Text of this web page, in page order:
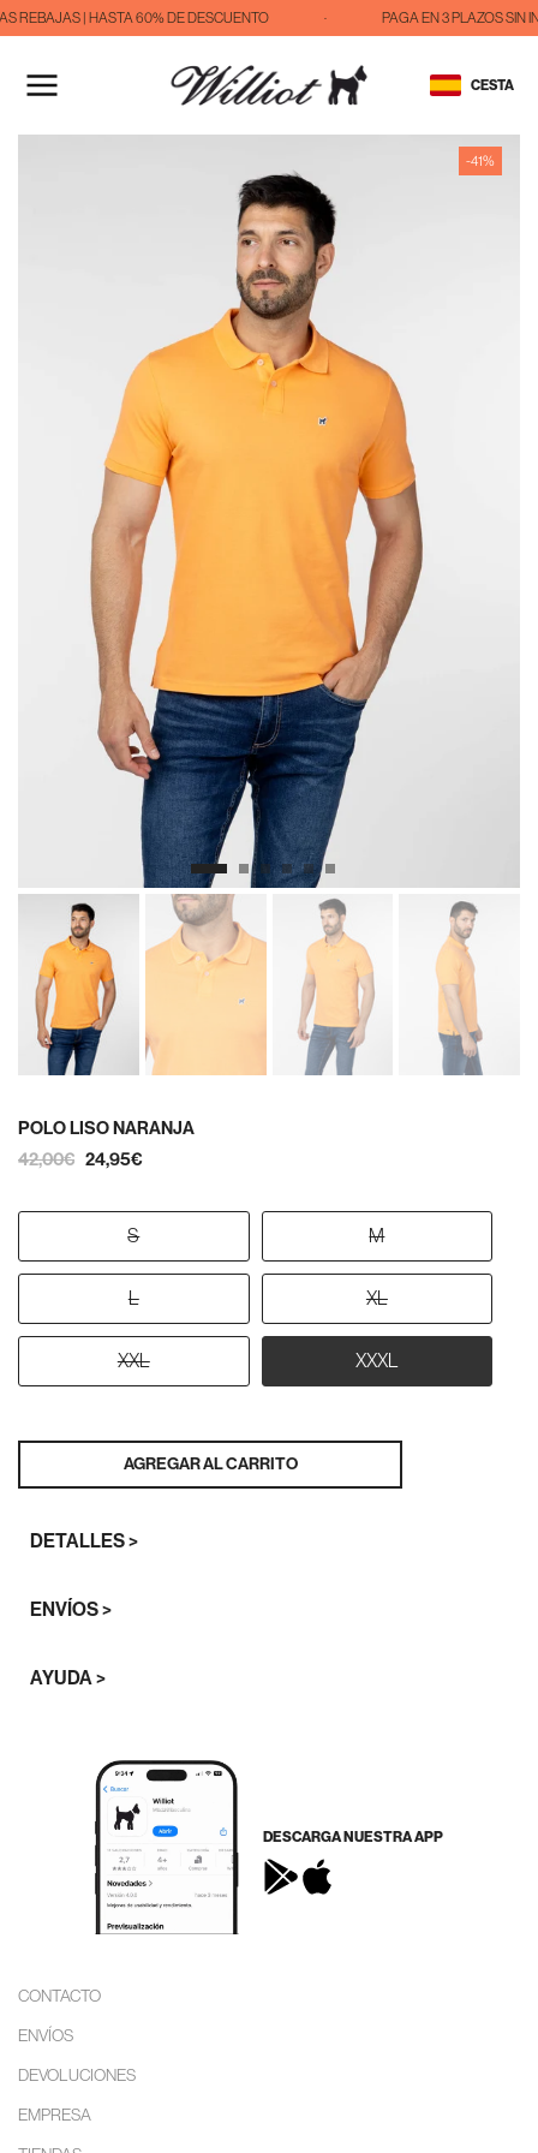
IR
CONTENIDO
REBAJAS | HASTA 60% DE DESCUENTO PAGA EN 3 PLAZOS SIN
CESTA
-41%
POLO LISO NARANJA
42,00€ 24,95€
S M
L XL
XXL XXXL
AGREGAR AL CARRITO
DETALLES >
ENVÍOS >
AYUDA >
DESCARGA NUESTRA APP
CONTACTO
ENVÍOS
DEVOLUCIONES
EMPRESA